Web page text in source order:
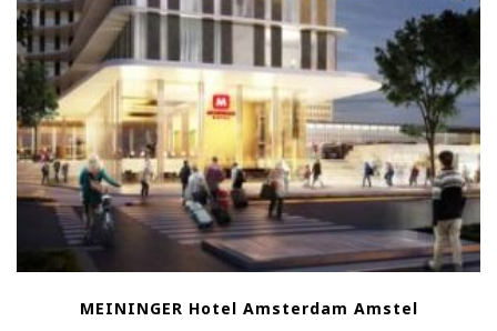
MEININGER Hotel Amsterdam Amstel